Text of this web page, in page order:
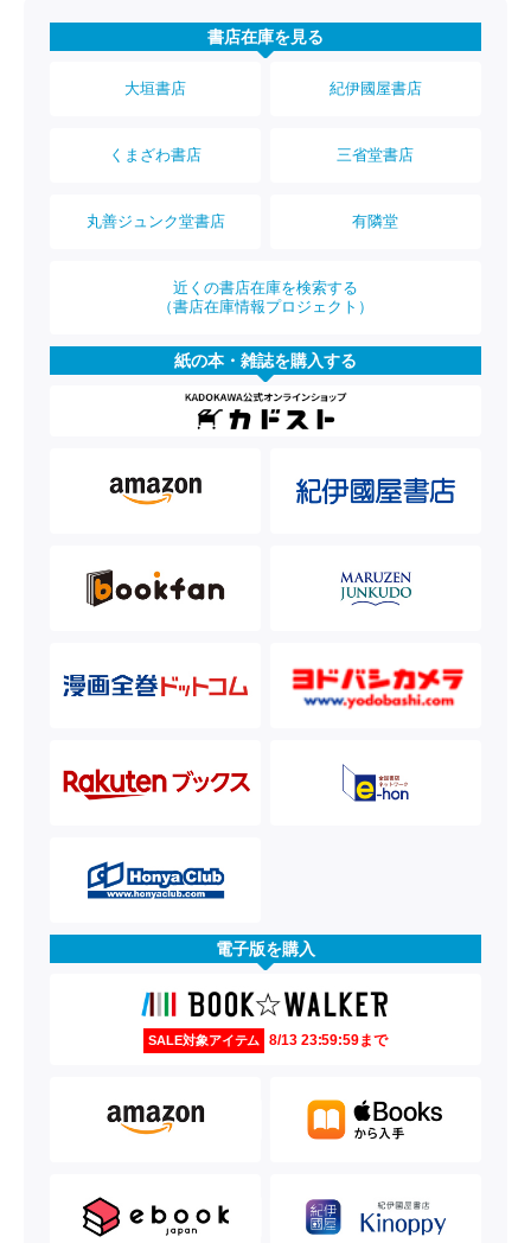
書店在庫を見る
大垣書店 紀伊國屋書店
くまざわ書店 三省堂書店
丸善ジュンク堂書店 有隣堂
近くの書店在庫を検索する
（書店在庫情報プロジェクト）
紙の本・雑誌を購入する
電子版を購入
SALE対象アイテム 8/13 23:59:59まで